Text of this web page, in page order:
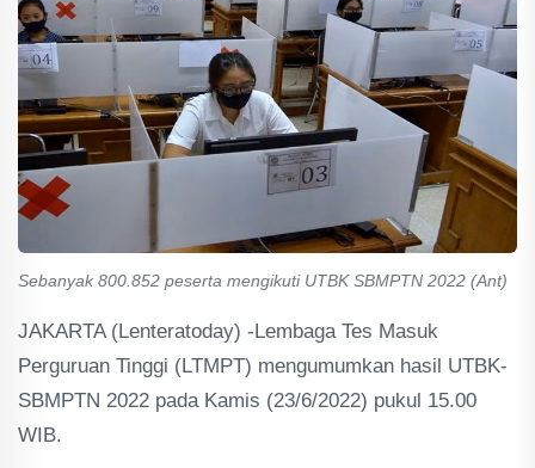
Sebanyak 800.852 peserta mengikuti UTBK SBMPTN 2022 (Ant)
JAKARTA (Lenteratoday) -Lembaga Tes Masuk
Perguruan Tinggi (LTMPT) mengumumkan hasil UTBK-
SBMPTN 2022 pada Kamis (23/6/2022) pukul 15.00
WIB.